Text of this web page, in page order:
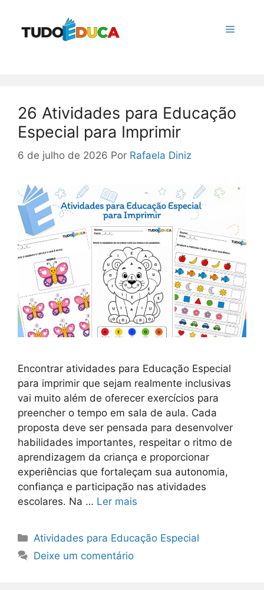
Menu
26 Atividades para Educação
Especial para Imprimir
6 de julho de 2026 Por Rafaela Diniz
Encontrar atividades para Educação Especial
para imprimir que sejam realmente inclusivas
vai muito além de oferecer exercícios para
preencher o tempo em sala de aula. Cada
proposta deve ser pensada para desenvolver
habilidades importantes, respeitar o ritmo de
aprendizagem da criança e proporcionar
experiências que fortaleçam sua autonomia,
confiança e participação nas atividades
escolares. Na … Ler mais
Categorias
Atividades para Educação Especial
Deixe um comentário